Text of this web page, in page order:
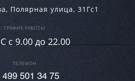
, Полярная улица, 31Гс1
ГРАФИК РАБОТЫ
c 9.00 до 22.00
ТЕЛЕФОН
499 501 34 75